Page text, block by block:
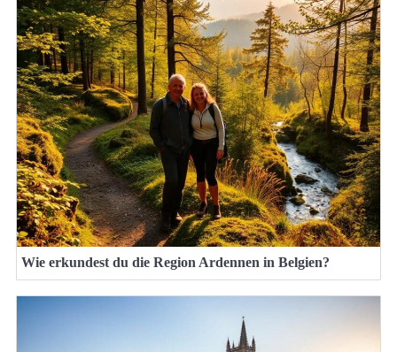
Wie erkundest du die Region Ardennen in Belgien?